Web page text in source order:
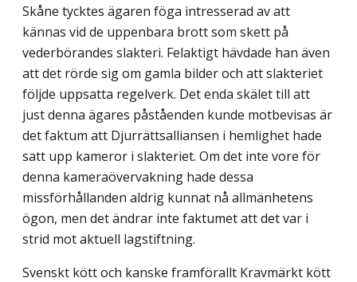
Skåne tycktes ägaren föga intresserad av att
kännas vid de uppenbara brott som skett på
vederbörandes slakteri. Felaktigt hävdade han även
att det rörde sig om gamla bilder och att slakteriet
följde uppsatta regelverk. Det enda skälet till att
just denna ägares påståenden kunde motbevisas är
det faktum att Djurrättsalliansen i hemlighet hade
satt upp kameror i slakteriet. Om det inte vore för
denna kameraöver­vakning hade dessa
missförhållanden aldrig kunnat nå allmänhetens
ögon, men det ändrar inte faktumet att det var i
strid mot aktuell lagstiftning.
Svenskt kött och kanske framförallt Kravmärkt kött